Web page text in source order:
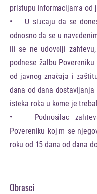
pristupu informacijama od
• U slučaju da se
odnosno da se u
ili se ne udovolji
podnese žalbu
od javnog značaja i
dana od dana
isteka roka u kome je
• Podnosilac
Povereniku kojim se
roku od 15 dana od dana
Obrasci